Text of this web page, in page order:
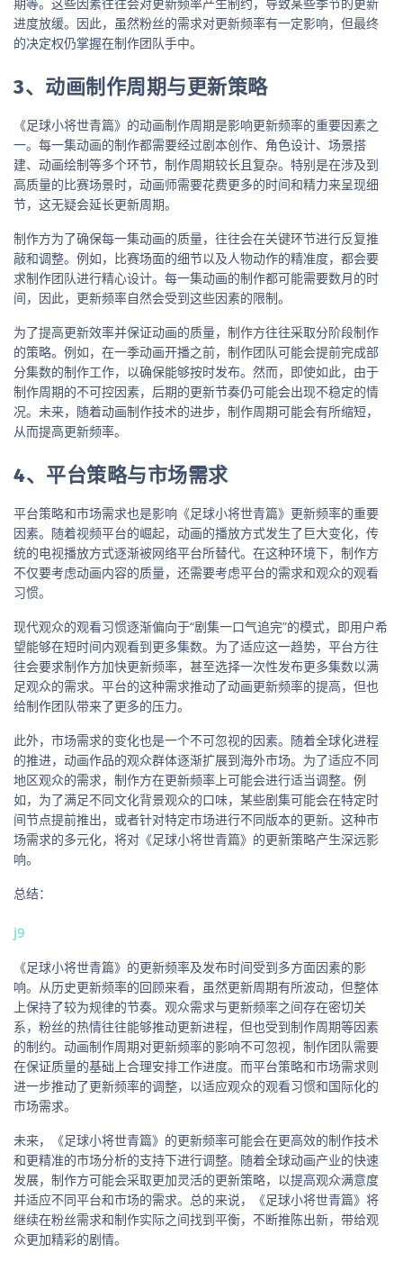
期等。这些因素往往会对更新频率产生制约，导致某些季节的更新
进度放缓。因此，虽然粉丝的需求对更新频率有一定影响，但最终
的决定权仍掌握在制作团队手中。
3、动画制作周期与更新策略
《足球小将世青篇》的动画制作周期是影响更新频率的重要因素之
一。每一集动画的制作都需要经过剧本创作、角色设计、场景搭
建、动画绘制等多个环节，制作周期较长且复杂。特别是在涉及到
高质量的比赛场景时，动画师需要花费更多的时间和精力来呈现细
节，这无疑会延长更新周期。
制作方为了确保每一集动画的质量，往往会在关键环节进行反复推
敲和调整。例如，比赛场面的细节以及人物动作的精准度，都会要
求制作团队进行精心设计。每一集动画的制作都可能需要数月的时
间，因此，更新频率自然会受到这些因素的限制。
为了提高更新效率并保证动画的质量，制作方往往采取分阶段制作
的策略。例如，在一季动画开播之前，制作团队可能会提前完成部
分集数的制作工作，以确保能够按时发布。然而，即使如此，由于
制作周期的不可控因素，后期的更新节奏仍可能会出现不稳定的情
况。未来，随着动画制作技术的进步，制作周期可能会有所缩短，
从而提高更新频率。
4、平台策略与市场需求
平台策略和市场需求也是影响《足球小将世青篇》更新频率的重要
因素。随着视频平台的崛起，动画的播放方式发生了巨大变化，传
统的电视播放方式逐渐被网络平台所替代。在这种环境下，制作方
不仅要考虑动画内容的质量，还需要考虑平台的需求和观众的观看
习惯。
现代观众的观看习惯逐渐偏向于“剧集一口气追完”的模式，即用户希
望能够在短时间内观看到更多集数。为了适应这一趋势，平台方往
往会要求制作方加快更新频率，甚至选择一次性发布更多集数以满
足观众的需求。平台的这种需求推动了动画更新频率的提高，但也
给制作团队带来了更多的压力。
此外，市场需求的变化也是一个不可忽视的因素。随着全球化进程
的推进，动画作品的观众群体逐渐扩展到海外市场。为了适应不同
地区观众的需求，制作方在更新频率上可能会进行适当调整。例
如，为了满足不同文化背景观众的口味，某些剧集可能会在特定时
间节点提前推出，或者针对特定市场进行不同版本的更新。这种市
场需求的多元化，将对《足球小将世青篇》的更新策略产生深远影
响。
总结：
j9
《足球小将世青篇》的更新频率及发布时间受到多方面因素的影
响。从历史更新频率的回顾来看，虽然更新周期有所波动，但整体
上保持了较为规律的节奏。观众需求与更新频率之间存在密切关
系，粉丝的热情往往能够推动更新进程，但也受到制作周期等因素
的制约。动画制作周期对更新频率的影响不可忽视，制作团队需要
在保证质量的基础上合理安排工作进度。而平台策略和市场需求则
进一步推动了更新频率的调整，以适应观众的观看习惯和国际化的
市场需求。
未来，《足球小将世青篇》的更新频率可能会在更高效的制作技术
和更精准的市场分析的支持下进行调整。随着全球动画产业的快速
发展，制作方可能会采取更加灵活的更新策略，以提高观众满意度
并适应不同平台和市场的需求。总的来说，《足球小将世青篇》将
继续在粉丝需求和制作实际之间找到平衡，不断推陈出新，带给观
众更加精彩的剧情。